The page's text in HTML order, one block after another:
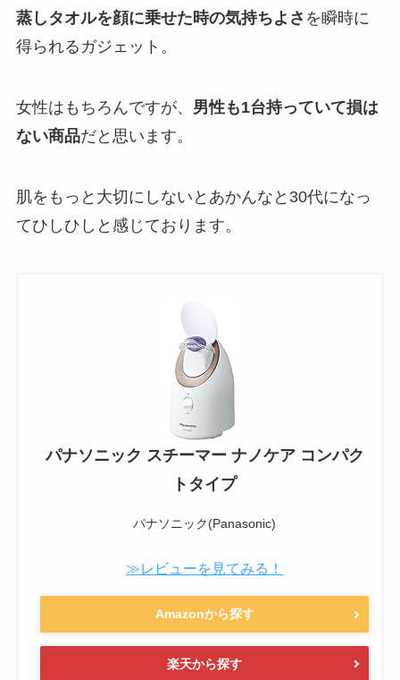
蒸しタオルを顔に乗せた時の気持ちよさ を瞬時に
得られるガジェット。
女性はもちろんですが、 男性も1台持っていて損は
ない商品だと思います。
肌をもっと大切にしないとあかんなと30代になっ
てひしひしと感じております。
パナソニック スチーマー ナノケア コンパク
トタイプ
パナソニック(Panasonic)
≫レビューを見てみる！
Amazonから探す
楽天から探す